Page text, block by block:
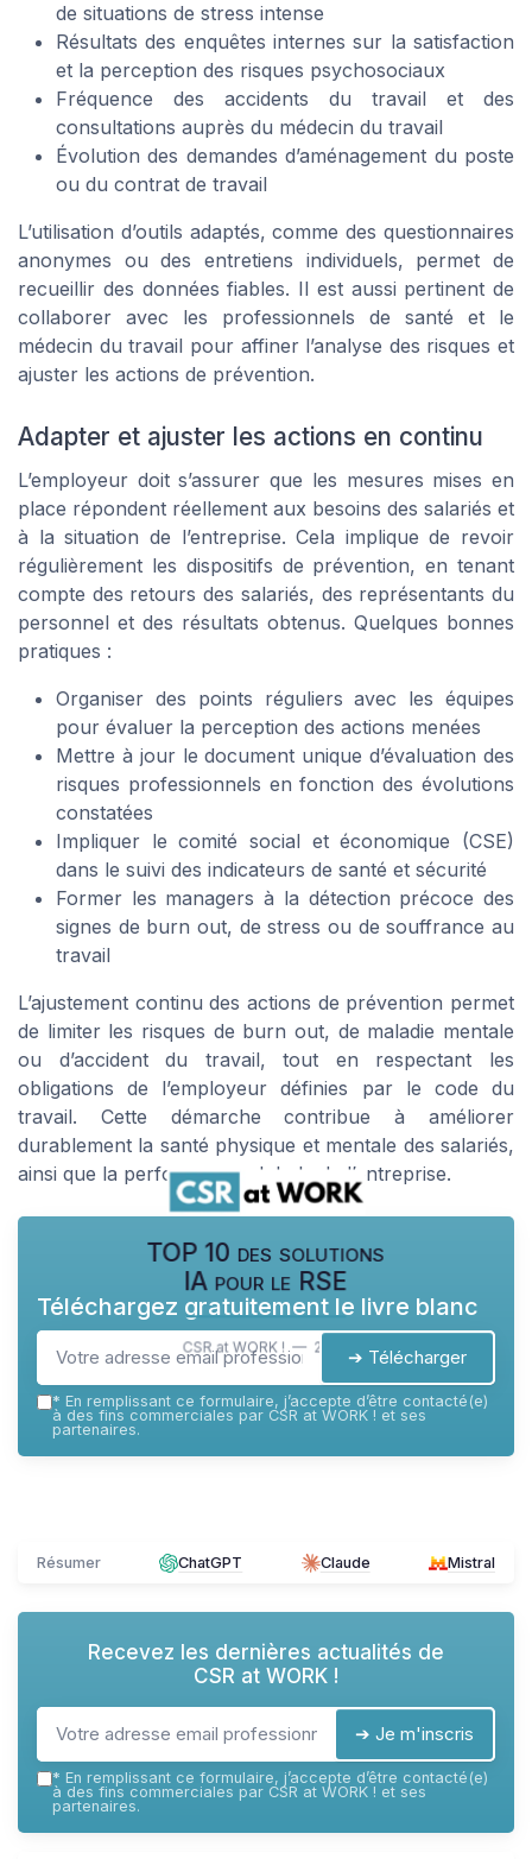
de situations de stress intense
Résultats des enquêtes internes sur la satisfaction
et la perception des risques psychosociaux
Fréquence des accidents du travail et des
consultations auprès du médecin du travail
Évolution des demandes d’aménagement du poste
ou du contrat de travail
L’utilisation d’outils adaptés, comme des questionnaires
anonymes ou des entretiens individuels, permet de
recueillir des données fiables. Il est aussi pertinent de
collaborer avec les professionnels de santé et le
médecin du travail pour affiner l’analyse des risques et
ajuster les actions de prévention.
Adapter et ajuster les actions en continu
L’employeur doit s’assurer que les mesures mises en
place répondent réellement aux besoins des salariés et
à la situation de l’entreprise. Cela implique de revoir
régulièrement les dispositifs de prévention, en tenant
compte des retours des salariés, des représentants du
personnel et des résultats obtenus. Quelques bonnes
pratiques :
Organiser des points réguliers avec les équipes
pour évaluer la perception des actions menées
Mettre à jour le document unique d’évaluation des
risques professionnels en fonction des évolutions
constatées
Impliquer le comité social et économique (CSE)
dans le suivi des indicateurs de santé et sécurité
Former les managers à la détection précoce des
signes de burn out, de stress ou de souffrance au
travail
L’ajustement continu des actions de prévention permet
de limiter les risques de burn out, de maladie mentale
ou d’accident du travail, tout en respectant les
obligations de l’employeur définies par le code du
travail. Cette démarche contribue à améliorer
durablement la santé physique et mentale des salariés,
ainsi que la performance globale de l’entreprise.
TOP 10 des solutions
IA pour le RSE
CSR at WORK ! — 2026
Téléchargez gratuitement le livre blanc
➔ Télécharger
* En remplissant ce formulaire, j’accepte d’être contacté(e)
à des fins commerciales par CSR at WORK ! et ses
partenaires.
Résumer ChatGPT Claude Mistral
Recevez les dernières actualités de
CSR at WORK !
➔ Je m'inscris
* En remplissant ce formulaire, j’accepte d’être contacté(e)
à des fins commerciales par CSR at WORK ! et ses
partenaires.